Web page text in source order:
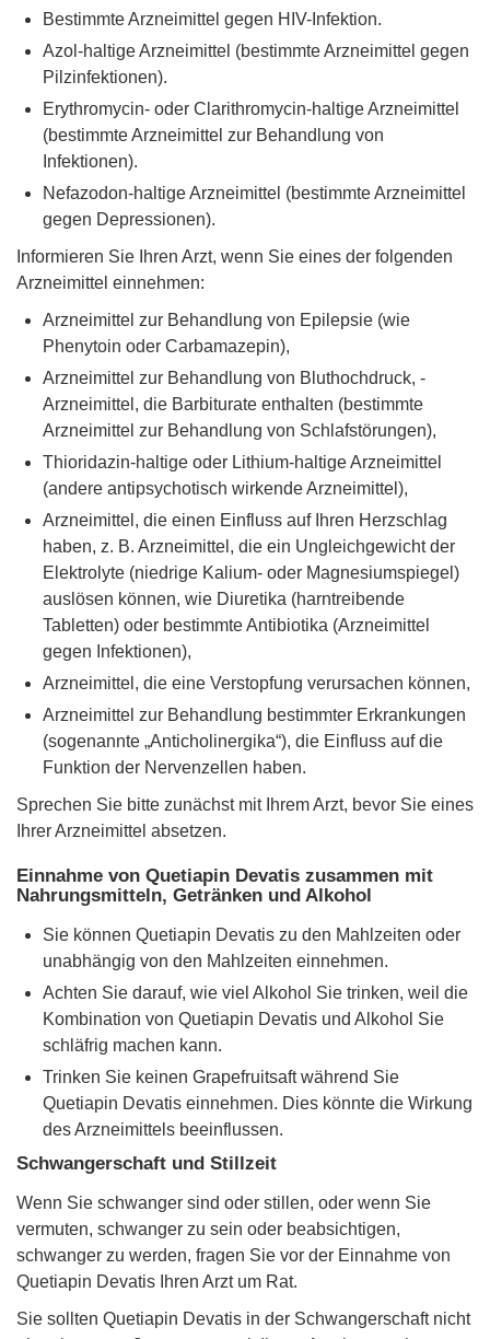
Bestimmte Arzneimittel gegen HIV-Infektion.
Azol-haltige Arzneimittel (bestimmte Arzneimittel gegen
Pilzinfektionen).
Erythromycin- oder Clarithromycin-haltige Arzneimittel
(bestimmte Arzneimittel zur Behandlung von
Infektionen).
Nefazodon-haltige Arzneimittel (bestimmte Arzneimittel
gegen Depressionen).
Informieren Sie Ihren Arzt, wenn Sie eines der folgenden
Arzneimittel einnehmen:
Arzneimittel zur Behandlung von Epilepsie (wie
Phenytoin oder Carbamazepin),
Arzneimittel zur Behandlung von Bluthochdruck, -
Arzneimittel, die Barbiturate enthalten (bestimmte
Arzneimittel zur Behandlung von Schlafstörungen),
Thioridazin-haltige oder Lithium-haltige Arzneimittel
(andere antipsychotisch wirkende Arzneimittel),
Arzneimittel, die einen Einfluss auf Ihren Herzschlag
haben, z. B. Arzneimittel, die ein Ungleichgewicht der
Elektrolyte (niedrige Kalium- oder Magnesiumspiegel)
auslösen können, wie Diuretika (harntreibende
Tabletten) oder bestimmte Antibiotika (Arzneimittel
gegen Infektionen),
Arzneimittel, die eine Verstopfung verursachen können,
Arzneimittel zur Behandlung bestimmter Erkrankungen
(sogenannte „Anticholinergika“), die Einfluss auf die
Funktion der Nervenzellen haben.
Sprechen Sie bitte zunächst mit Ihrem Arzt, bevor Sie eines
Ihrer Arzneimittel absetzen.
Einnahme von Quetiapin Devatis zusammen mit
Nahrungsmitteln, Getränken und Alkohol
Sie können Quetiapin Devatis zu den Mahlzeiten oder
unabhängig von den Mahlzeiten einnehmen.
Achten Sie darauf, wie viel Alkohol Sie trinken, weil die
Kombination von Quetiapin Devatis und Alkohol Sie
schläfrig machen kann.
Trinken Sie keinen Grapefruitsaft während Sie
Quetiapin Devatis einnehmen. Dies könnte die Wirkung
des Arzneimittels beeinflussen.
Schwangerschaft und Stillzeit
Wenn Sie schwanger sind oder stillen, oder wenn Sie
vermuten, schwanger zu sein oder beabsichtigen,
schwanger zu werden, fragen Sie vor der Einnahme von
Quetiapin Devatis Ihren Arzt um Rat.
Sie sollten Quetiapin Devatis in der Schwangerschaft nicht